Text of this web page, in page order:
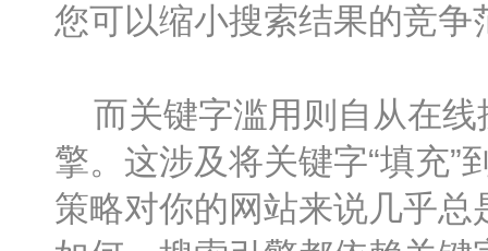
您可以缩小搜索结果的竞
而关键字滥用则自从在线
擎。这涉及将关键字“填充
策略对你的网站来说几乎